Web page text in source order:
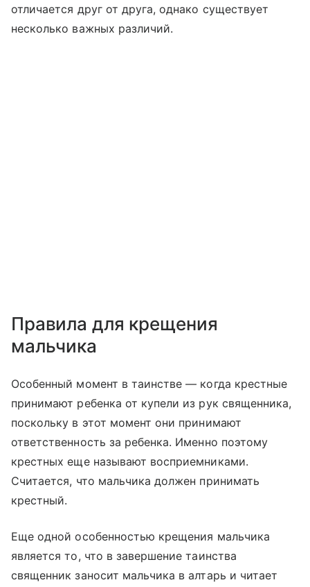
отличается друг от друга, однако существует
несколько важных различий.
Правила для крещения
мальчика
Особенный момент в таинстве — когда крестные
принимают ребенка от купели из рук священника,
поскольку в этот момент они принимают
ответственность за ребенка. Именно поэтому
крестных еще называют восприемниками.
Считается, что мальчика должен принимать
крестный.
Еще одной особенностью крещения мальчика
является то, что в завершение таинства
священник заносит мальчика в алтарь и читает